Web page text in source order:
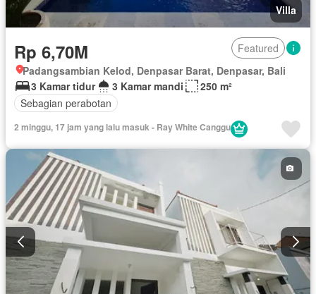
Villa
Rp 6,70M
Featured
Padangsambian Kelod, Denpasar Barat, Denpasar, Bali
3 Kamar tidur
3 Kamar mandi
250 m²
Sebagian perabotan
2 minggu, 17 jam yang lalu masuk - Ray White Canggu